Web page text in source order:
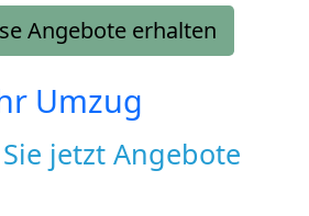
Angebote erhalten
Umzug
jetzt Angebote